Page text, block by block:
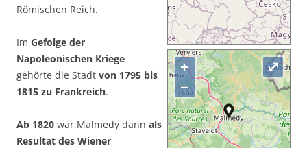
+
−
⤢
Römischen Reich.
Im Gefolge der
Napoleonischen Kriege
gehörte die Stadt von 1795 bis
1815 zu Frankreich.
Ab 1820 war Malmedy dann als
Resultat des Wiener